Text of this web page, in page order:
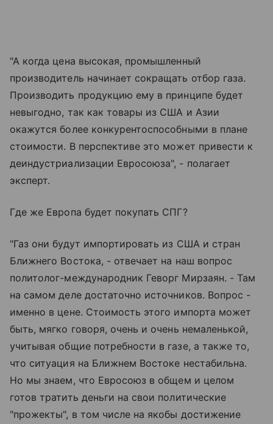
"А когда цена высокая, промышленный
производитель начинает сокращать отбор газа.
Производить продукцию ему в принципе будет
невыгодно, так как товары из США и Азии
окажутся более конкурентоспособными в плане
стоимости. В перспективе это может привести к
деиндустриализации Евросоюза", - полагает
эксперт.
Где же Европа будет покупать СПГ?
"Газ они будут импортировать из США и стран
Ближнего Востока, - отвечает на наш вопрос
политолог-международник Геворг Мирзаян. - Там
на самом деле достаточно источников. Вопрос -
именно в цене. Стоимость этого импорта может
быть, мягко говоря, очень и очень немаленькой,
учитывая общие потребности в газе, а также то,
что ситуация на Ближнем Востоке нестабильна.
Но мы знаем, что Евросоюз в общем и целом
готов тратить деньги на свои политические
"прожекты", в том числе на якобы достижение